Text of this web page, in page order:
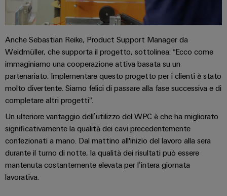
prodotti
Connettività
pratica per la
industria. Le
nostre
Anche Sebastian Reike, Product Support Manager da
Weidmüller, che supporta il progetto, sottolinea: “Ecco come
immaginiamo una cooperazione attiva basata su un
partenariato. Implementare questo progetto per i clienti è stato
molto divertente. Siamo felici di passare alla fase successiva e di
completare altri progetti”.
Un ulteriore vantaggio dell’utilizzo del WPC è che ha migliorato
significativamente la qualità dei cavi precedentemente
confezionati a mano. Dal mattino all'inizio del lavoro alla sera
durante il turno di notte, la qualità dei risultati può essere
mantenuta costantemente elevata per l’intera giornata
lavorativa.